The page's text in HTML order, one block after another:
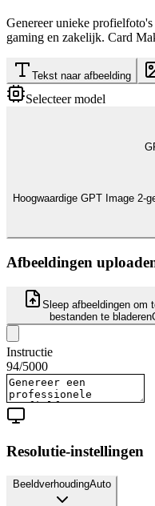
Genereer unieke
gaming en zakelijk. Card
Tekst naar afbeelding
Selecteer model
Hoogwaardige GPT Image 2-
Afbeeldingen
Sleep afbeeldingen om
bestanden te bladeren
Instructie
94/5000
Resolutie-instellingen
BeeldverhoudingAuto